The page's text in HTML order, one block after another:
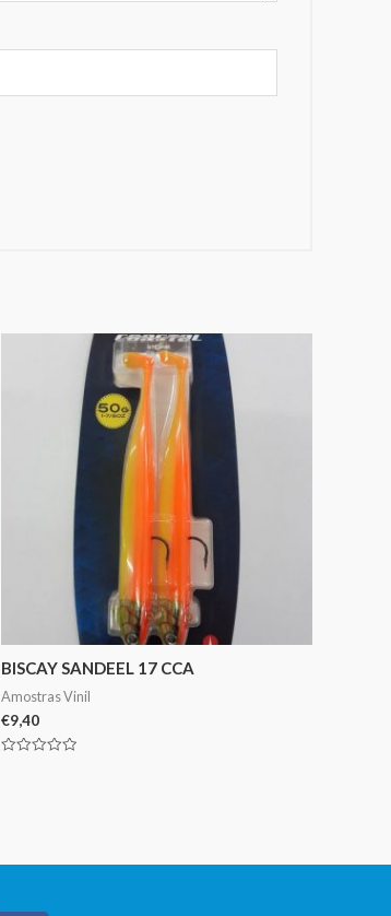
BISCAY SANDEEL 17 CCA
Amostras Vinil
€9,40